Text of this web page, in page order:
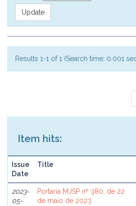
Results 1-1 of 1 (Search time: 0.001
Item hits:
Issue
Date
Title
2023-
05-
Portaria MJSP nº 380, de 22
de maio de 2023